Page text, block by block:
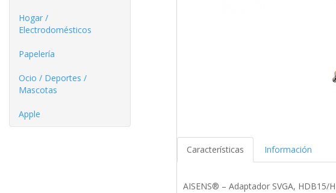
Hogar /
Electrodomésticos
Papelería
Ocio / Deportes /
Mascotas
Apple
Características Información
AISENS® – Adaptador SVGA,